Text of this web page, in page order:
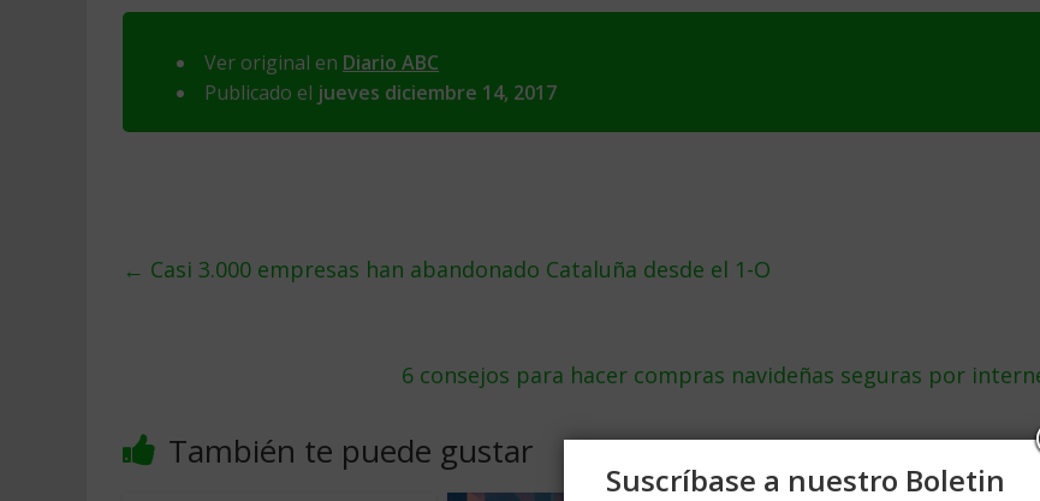
Ver original en Diario ABC
Publicado el jueves diciembre 14, 2017
← Casi 3.000 empresas han abandonado Cataluña desde el 1-O
6 consejos para hacer compras navideñas seguras por
También te puede gustar
Suscríbase a nuestro Boletin